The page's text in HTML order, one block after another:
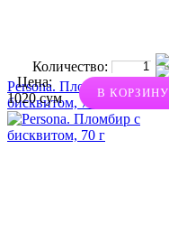
Количество:
Цена:
1020 сум
В КОРЗИНУ
Persona. Пломбир с
бисквитом, 70 г